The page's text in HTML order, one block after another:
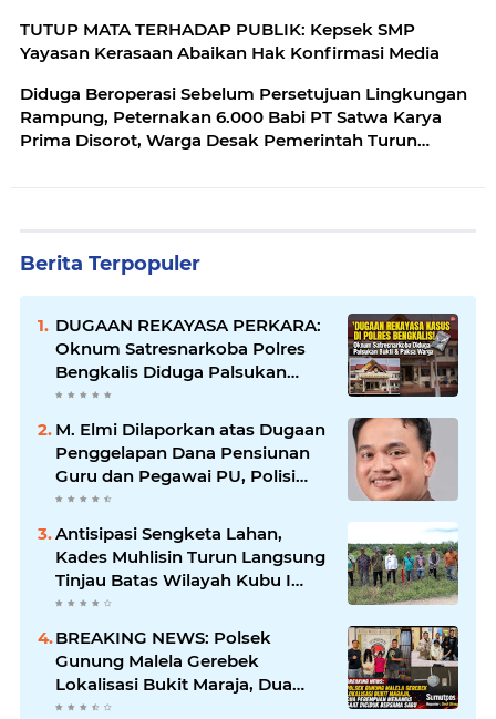
TUTUP MATA TERHADAP PUBLIK: Kepsek SMP
Yayasan Kerasaan Abaikan Hak Konfirmasi Media
Diduga Beroperasi Sebelum Persetujuan Lingkungan
Rampung, Peternakan 6.000 Babi PT Satwa Karya
Prima Disorot, Warga Desak Pemerintah Turun
Berita Terpopuler
DUGAAN REKAYASA PERKARA:
Oknum Satresnarkoba Polres
Bengkalis Diduga Palsukan
Barang Bukti Hingga Paksa
Warga Hadir di TKP
M. Elmi Dilaporkan atas Dugaan
Penggelapan Dana Pensiunan
Guru dan Pegawai PU, Polisi
Pastikan Proses Hukum
Berjalan
Antisipasi Sengketa Lahan,
Kades Muhlisin Turun Langsung
Tinjau Batas Wilayah Kubu I
yang Diduga Diserobot PT Jatim
BREAKING NEWS: Polsek
Gunung Malela Gerebek
Lokalisasi Bukit Maraja, Dua
Perempuan Menangis Saat